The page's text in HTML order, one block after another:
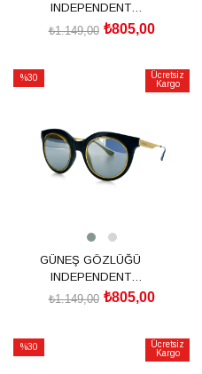
INDEPENDENT
I0916Z.143.LTH₺805,00
₺1.149,00
%30
Ücretsiz
Kargo
GÜNEŞ GÖZLÜĞÜ
INDEPENDENT
I0807M.009.071₺805,00
₺1.149,00
%30
Ücretsiz
Kargo